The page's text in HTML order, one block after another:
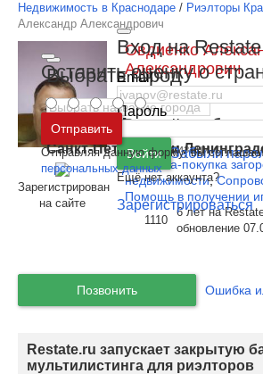
Выбрать город
Москва и
Московская область
Санкт-Петербург и
Вход на
Email
Пароль
Войти Забыли
Ещё нет аккаунта?
Зарегистрироваться
Недвижимость в Краснодаре / Риэлторы
Александр Александрович
Зарегистрирован
на сайте
Овдиенко
Александрович
Этот специалист - я
Регион:Краснодар
Специализации:
Продажа-покупка
недвижимости,
Помощь в получении
1110
6 лет на
обновление
Позвонить Ошибка
Restate.ru запускает закрытую
мультилистинга для риэлторов
Оставить оценку о
Отправить
Отправляя данную форму, вы
персональных данных